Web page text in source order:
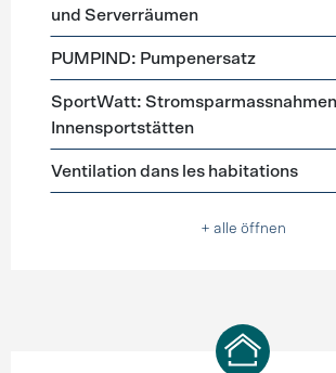
und Serverräumen
PUMPIND: Pumpenersatz
SportWatt:
Innensportstätten
Ventilation dans les habitations
+ alle öffnen